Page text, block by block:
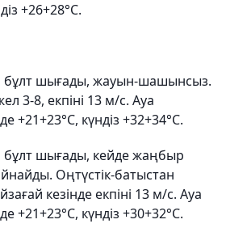
+26+28°С.
бұлт шығады, жауын-шашынсыз.
3-8, екпіні 13 м/с. Ауа
+21+23°С, күндіз +32+34°С.
бұлт шығады, кейде жаңбыр
Оңтүстік-батыстан
кезінде екпіні 13 м/с. Ауа
+21+23°С, күндіз +30+32°С.